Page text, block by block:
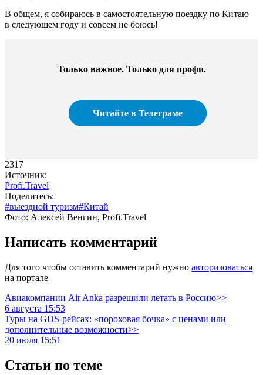
В общем, я собираюсь в самостоятельную поездку по Китаю
в следующем году и совсем не боюсь!
Только важное. Только для профи.​
Читайте в Телеграме
2317
Источник:
Profi.Travel
Поделитесь:
#выездной туризм#Китай
Фото: Алексей Венгин, Profi.Travel
Написать комментарий
Для того чтобы оставить комментарий нужно авторизоваться
на портале
Авиакомпании Air Anka разрешили летать в Россию>>
6 августа 15:53
Туры на GDS-рейсах: «пороховая бочка» с ценами или
дополнительные возможности>>
20 июля 15:51
Статьи по теме